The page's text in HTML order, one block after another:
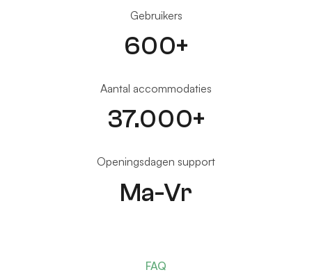
Gebruikers
600+
Aantal accommodaties
37.000+
Openingsdagen support
Ma-Vr
FAQ